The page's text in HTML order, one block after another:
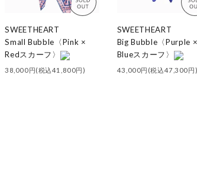
SWEETHEART
Small Bubble〈Pink ×
Redスカーフ〉
38,000円(税込41,800円)
SWEETHEART
Big Bubble〈Purple
Blueスカーフ〉
43,000円(税込47,300円